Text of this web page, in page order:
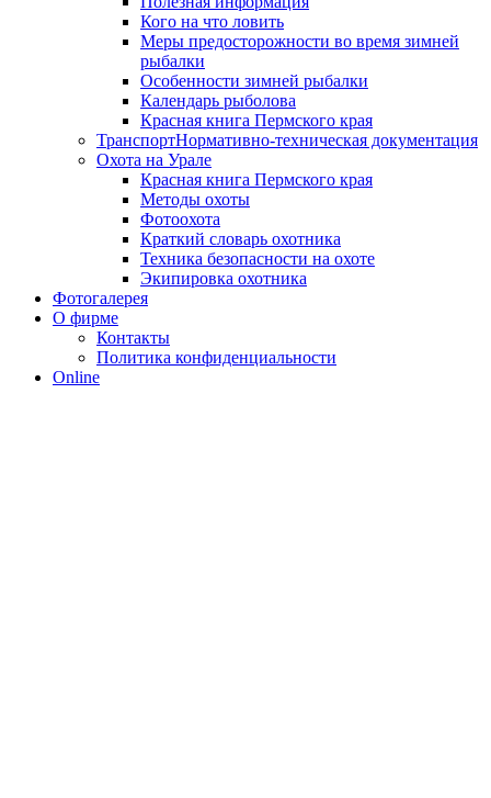
Кого на что ловить
Меры предосторожности во время зимней
рыбалки
Особенности зимней рыбалки
Календарь рыболова
Красная книга Пермского края
ТранспортНормативно-техническая документация
Охота на Урале
Красная книга Пермского края
Методы охоты
Фотоохота
Краткий словарь охотника
Техника безопасности на охоте
Экипировка охотника
Фотогалерея
О фирме
Контакты
Политика конфиденциальности
Online